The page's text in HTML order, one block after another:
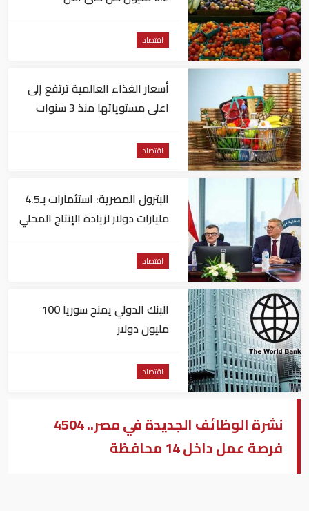
اقتصاد
أسعار الغذاء العالمية ترتفع إلى
اعلى مستوياتها منذ 3 سنوات
اقتصاد
البترول المصرية: استثمارات بـ4.5
مليارات دولار لزيادة الإنتاج المحلي
اقتصاد
البنك الدولي يمنح سوريا 100
مليون دولار
اقتصاد
نشرة الوظائف الجديدة في مصر.. 4504
فرصة عمل داخل 14 محافظة